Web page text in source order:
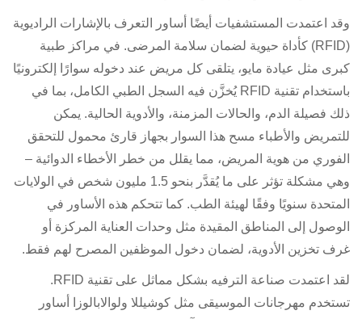
وقد اعتمدت المستشفيات أيضًا أساور التعرف بالإشارات الراديوية
(RFID) كأداة حيوية لضمان سلامة المرضى. في مراكز طبية
كبرى مثل عيادة مايو، يتلقى كل مريض عند دخوله سوارًا إلكترونيًا
باستخدام تقنية RFID يُخزَّن فيه السجل الطبي الكامل، بما في
ذلك فصيلة الدم، والحالات المزمنة، والأدوية الحالية. يمكن
للتمريض والأطباء مسح هذا السوار بجهاز قارئ محمول للتحقق
الفوري من هوية المريض، مما يقلل من خطر الأخطاء الدوائية –
وهي مشكلة تؤثر على ما يُقدَّر بنحو 1.5 مليون شخص في الولايات
المتحدة سنويًا وفقًا لهيئة الطب. كما تتحكم هذه الأساور في
الوصول إلى المناطق المقيدة مثل وحدات العناية المركزة أو
غرف تخزين الأدوية، لضمان دخول الموظفين المصرح لهم فقط.
لقد اعتمدت صناعة الترفيه بشكل مماثل على تقنية RFID.
تستخدم مهرجانات الموسيقى مثل كوشيللا ولوالابالوزا أساور